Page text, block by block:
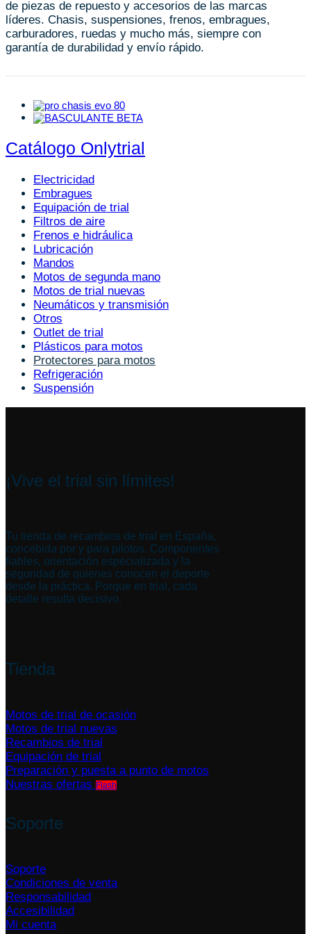
de piezas de repuesto y accesorios de las marcas
líderes. Chasis, suspensiones, frenos, embragues,
carburadores, ruedas y mucho más, siempre con
garantía de durabilidad y envío rápido.
Catálogo Onlytrial
Electricidad
Embragues
Equipación de trial
Filtros de aire
Frenos e hidráulica
Lubricación
Mandos
Motos de segunda mano
Motos de trial nuevas
Neumáticos y transmisión
Otros
Outlet de trial
Plásticos para motos
Protectores para motos
Refrigeración
Suspensión
¡Vive el trial sin límites!
Tu tienda de recambios de trial en España,
concebida por y para pilotos. Componentes
fiables, orientación especializada y la
seguridad de quienes conocen el deporte
desde la práctica. Porque en trial, cada
detalle resulta decisivo.
Tienda
Motos de trial de ocasión
Motos de trial nuevas
Recambios de trial
Equipación de trial
Preparación y puesta a punto de motos
Nuestras ofertas
Soporte
Soporte
Condiciones de venta
Responsabilidad
Accesibilidad
Mi cuenta